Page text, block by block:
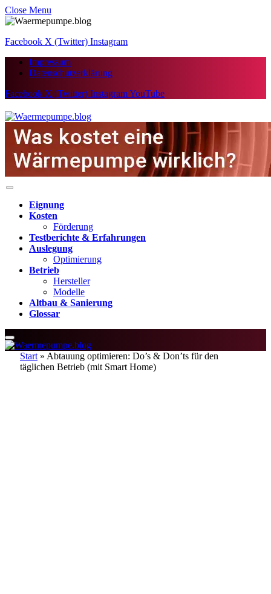
Close Menu
Facebook X (Twitter) Instagram
Impressum
Datenschutzerklärung
Facebook X (Twitter) InstagramYouTube
Eignung
Kosten
Förderung
Testberichte & Erfahrungen
Auslegung
Optimierung
Betrieb
Hersteller
Modelle
Altbau & Sanierung
Glossar
Start » Abtauung optimieren: Do’s & Don’ts für den
täglichen Betrieb (mit Smart Home)